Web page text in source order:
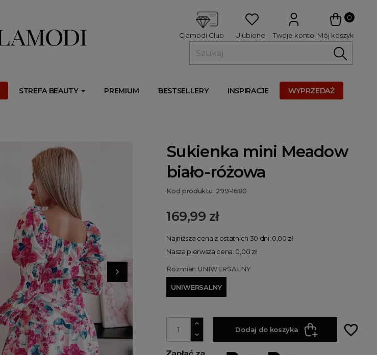
0
Mój koszyk
Twoje konto
Ulubione
Clamodi Club
STREFA BEAUTY PREMIUM BESTSELLERY INSPIRACJE WYPRZEDAŻ
Sukienka mini Meadow
biało-różowa
Kod produktu: 299-1680
169,99 zł
Najniższa cena z ostatnich 30 dni: 0,00 zł
Nasza pierwsza cena: 0,00 zł
Rozmiar: UNIWERSALNY
UNIWERSALNY
Dodaj do koszyka favorite_border